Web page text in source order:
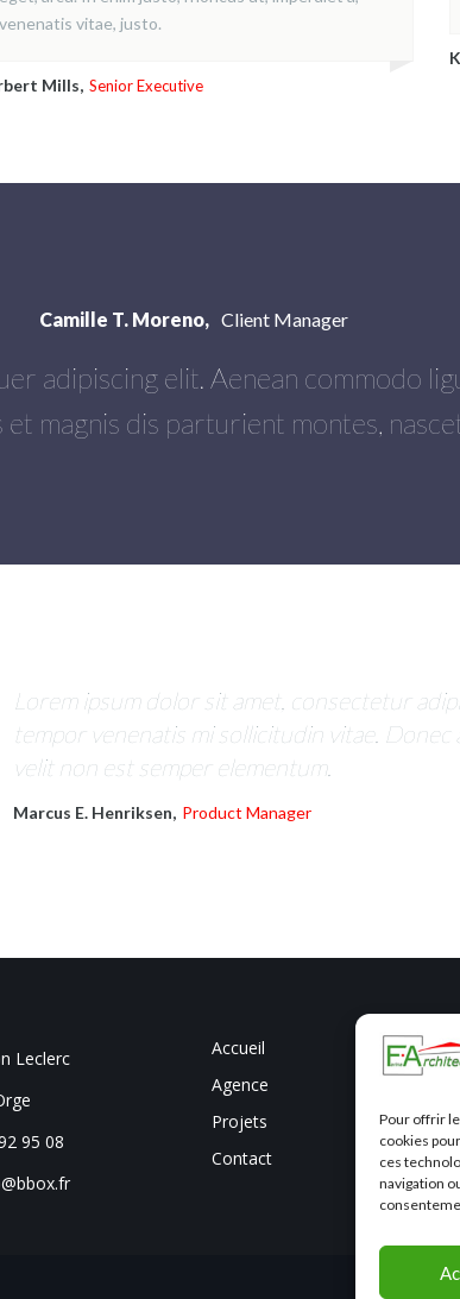
Pour offrir
cookies
ces
navigation
venenatis vitae, justo.
Mills, Senior Executive
Camille T. Moreno, Client Manager
adipiscing elit. Aenean commodo
magnis dis parturient montes,
Lorem ipsum dolor sit amet, consectetur
tempor venenatis mi sollicitudin vitae.
velit non est semper elementum.
Marcus E. Henriksen, Product Manager
Leclerc
95 08
Accueil
Agence
Projets
Contact